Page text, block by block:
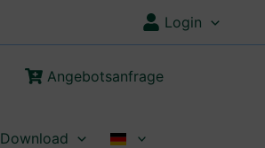
Login
Angebotsanfrage
Download